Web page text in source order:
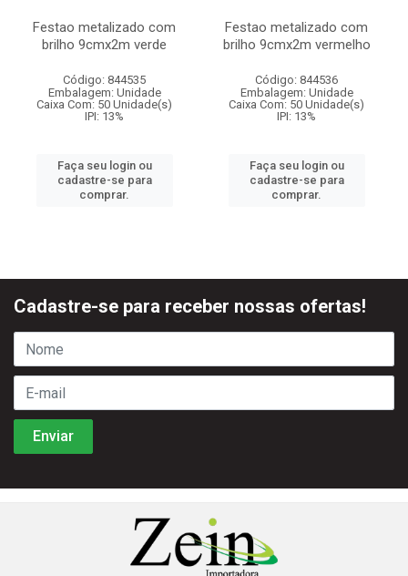
Festao metalizado com
brilho 9cmx2m verde
Código: 844535
Embalagem: Unidade
Caixa Com: 50 Unidade(s)
IPI: 13%
Faça seu login ou
cadastre-se para
comprar.
Festao metalizado com
brilho 9cmx2m vermelho
Código: 844536
Embalagem: Unidade
Caixa Com: 50 Unidade(s)
IPI: 13%
Faça seu login ou
cadastre-se para
comprar.
Cadastre-se para receber nossas ofertas!